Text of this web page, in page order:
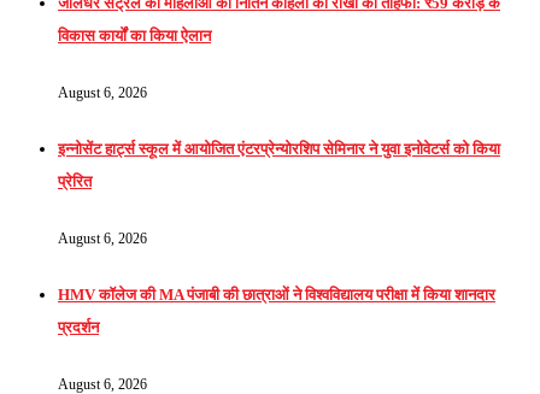
विकास कार्यों का किया ऐलान
August 6, 2026
इन्नोसेंट हार्ट्स स्कूल में आयोजित एंटरप्रेन्योरशिप सेमिनार ने युवा इनोवेटर्स को किया
प्रेरित
August 6, 2026
HMV कॉलेज की MA पंजाबी की छात्राओं ने विश्वविद्यालय परीक्षा में किया शानदार
प्रदर्शन
August 6, 2026